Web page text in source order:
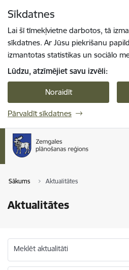
Sīkdatnes
Lai šī tīmekļvietne darbotos, tā
sīkdatnes. Ar Jūsu piekrišanu
izmantotas statistikas un sociālo
Lūdzu, atzīmējiet savu izvēli:
Noraidīt
Pārvaldīt sīkdatnes
Sākums Aktualitātes
Aktualitātes
Meklēt aktualitāti